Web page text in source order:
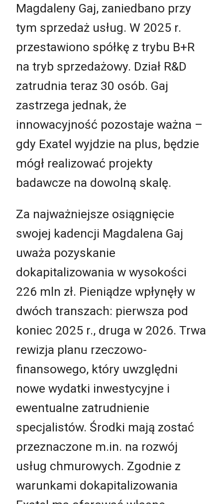
Magdaleny Gaj, zaniedbano przy
tym sprzedaż usług. W 2025 r.
przestawiono spółkę z trybu B+R
na tryb sprzedażowy. Dział R&D
zatrudnia teraz 30 osób. Gaj
zastrzega jednak, że
innowacyjność pozostaje ważna –
gdy Exatel wyjdzie na plus, będzie
mógł realizować projekty
badawcze na dowolną skalę.
Za najważniejsze osiągnięcie
swojej kadencji Magdalena Gaj
uważa pozyskanie
dokapitalizowania w wysokości
226 mln zł. Pieniądze wpłynęły w
dwóch transzach: pierwsza pod
koniec 2025 r., druga w 2026. Trwa
rewizja planu rzeczowo-
finansowego, który uwzględni
nowe wydatki inwestycyjne i
ewentualne zatrudnienie
specjalistów. Środki mają zostać
przeznaczone m.in. na rozwój
usług chmurowych. Zgodnie z
warunkami dokapitalizowania